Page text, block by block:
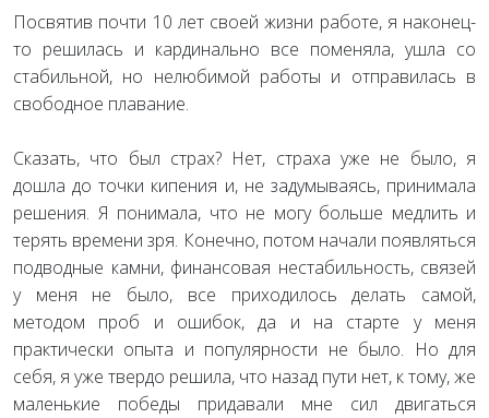
Посвятив почти 10 лет своей жизни работе, я наконец-
то решилась и кардинально все поменяла, ушла со
стабильной, но нелюбимой работы и отправилась в
свободное плавание.
Сказать, что был страх? Нет, страха уже не было, я
дошла до точки кипения и, не задумываясь, принимала
решения. Я понимала, что не могу больше медлить и
терять времени зря. Конечно, потом начали появляться
подводные камни, финансовая нестабильность, связей
у меня не было, все приходилось делать самой,
методом проб и ошибок, да и на старте у меня
практически опыта и популярности не было. Но для
себя, я уже твердо решила, что назад пути нет, к тому, же
маленькие победы придавали мне сил двигаться